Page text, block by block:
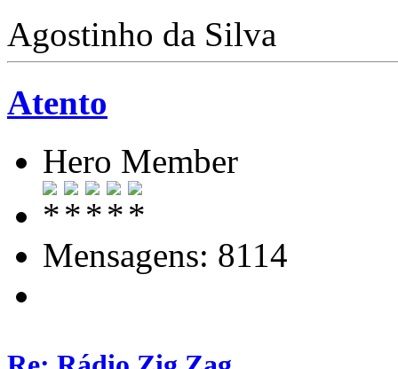
Agostinho da Silva
Atento
Hero Member
Mensagens: 8114